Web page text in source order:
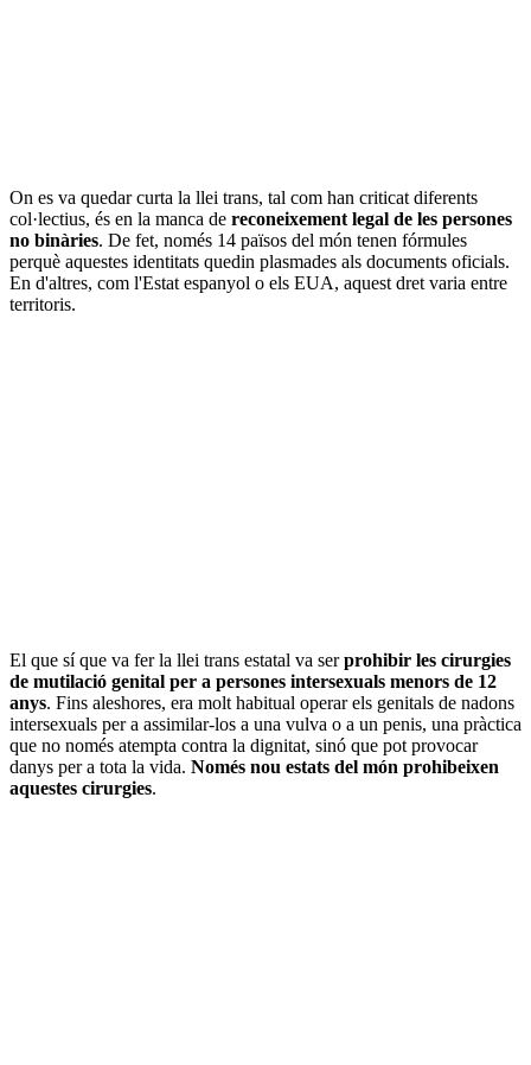
On es va quedar curta la llei trans, tal com han criticat diferents
col·lectius, és en la manca de reconeixement legal de les persones
no binàries. De fet, només 14 països del món tenen fórmules
perquè aquestes identitats quedin plasmades als documents oficials.
En d'altres, com l'Estat espanyol o els EUA, aquest dret varia entre
territoris.
El que sí que va fer la llei trans estatal va serprohibir les cirurgies
de mutilació genital per a persones intersexuals menors de 12
anys. Fins aleshores, era molt habitual operar els genitals de nadons
intersexuals per a assimilar-los a una vulva o a un penis, una pràctica
que no només atempta contra la dignitat, sinó que pot provocar
danys per a tota la vida. Només nou estats del món prohibeixen
aquestes cirurgies.